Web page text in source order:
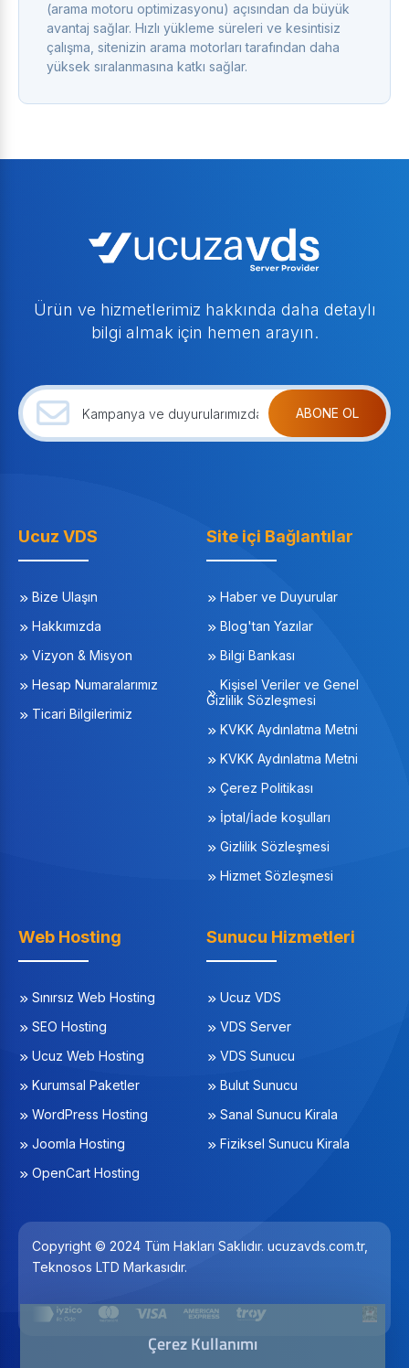
(arama motoru optimizasyonu) açısından da büyük
avantaj sağlar. Hızlı yükleme süreleri ve kesintisiz
çalışma, sitenizin arama motorları tarafından daha
yüksek sıralanmasına katkı sağlar.
Ürün ve hizmetlerimiz hakkında daha detaylı
bilgi almak için hemen arayın.
ABONE OL
Ucuz VDS
Bize Ulaşın
Hakkımızda
Vizyon & Misyon
Hesap Numaralarımız
Ticari Bilgilerimiz
Site içi Bağlantılar
Haber ve Duyurular
Blog'tan Yazılar
Bilgi Bankası
Kişisel Veriler ve Genel
Gizlilik Sözleşmesi
KVKK Aydınlatma Metni
KVKK Aydınlatma Metni
Çerez Politikası
İptal/İade koşulları
Gizlilik Sözleşmesi
Hizmet Sözleşmesi
Web Hosting
Sınırsız Web Hosting
SEO Hosting
Ucuz Web Hosting
Kurumsal Paketler
WordPress Hosting
Joomla Hosting
OpenCart Hosting
Sunucu Hizmetleri
Ucuz VDS
VDS Server
VDS Sunucu
Bulut Sunucu
Sanal Sunucu Kirala
Fiziksel Sunucu Kirala
Copyright © 2024 Tüm Hakları Saklıdır. ucuzavds.com.tr,
Teknosos LTD Markasıdır.
Çerez Kullanımı